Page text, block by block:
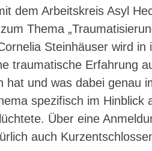
dem Arbeitskreis Asyl
Thema
Steinhäuser wird in
traumatische Erfahrung
hat und was dabei genau
spezifisch im Hinblick
Über eine
auch